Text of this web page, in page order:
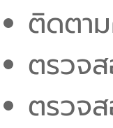
ติดตา
ตรวจ
ตรวจ